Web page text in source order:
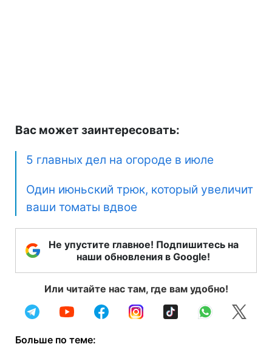
Вас может заинтересовать:
5 главных дел на огороде в июле
Один июньский трюк, который увеличит
ваши томаты вдвое
Не упустите главное! Подпишитесь на
наши обновления в Google!
Или читайте нас там, где вам удобно!
Больше по теме: